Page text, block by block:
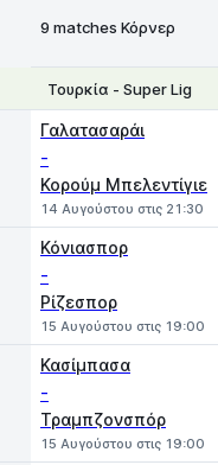
9 matches Κόρνερ
Τουρκία - Super Lig
Γαλατασαράι
-
Κορούμ Μπελεντίγιε
14 Αυγούστου στις 21:30
Κόνιασπορ
-
Ρίζεσπορ
15 Αυγούστου στις 19:00
Κασίμπασα
-
Τραμπζονσπόρ
15 Αυγούστου στις 19:00